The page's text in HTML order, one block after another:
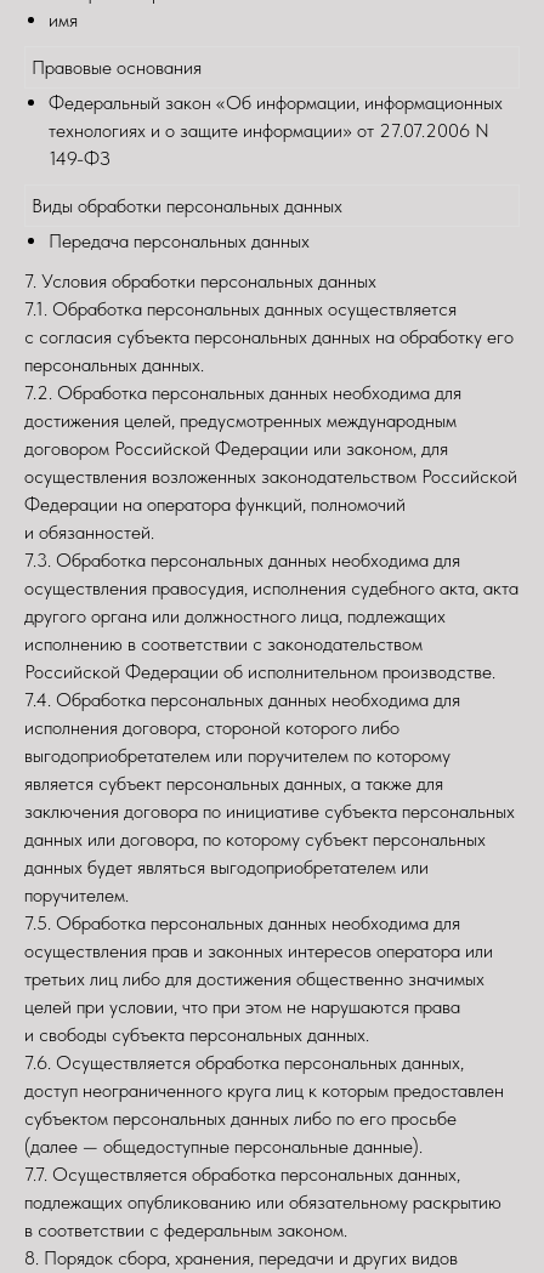
имя
Правовые основания
Федеральный закон «Об информации, информационных
технологиях и о защите информации» от 27.07.2006 N
149-ФЗ
Виды обработки персональных данных
Передача персональных данных
7. Условия обработки персональных данных
7.1. Обработка персональных данных осуществляется
с согласия субъекта персональных данных на обработку его
персональных данных.
7.2. Обработка персональных данных необходима для
достижения целей, предусмотренных международным
договором Российской Федерации или законом, для
осуществления возложенных законодательством Российской
Федерации на оператора функций, полномочий
и обязанностей.
7.3. Обработка персональных данных необходима для
осуществления правосудия, исполнения судебного акта, акта
другого органа или должностного лица, подлежащих
исполнению в соответствии с законодательством
Российской Федерации об исполнительном производстве.
7.4. Обработка персональных данных необходима для
исполнения договора, стороной которого либо
выгодоприобретателем или поручителем по которому
является субъект персональных данных, а также для
заключения договора по инициативе субъекта персональных
данных или договора, по которому субъект персональных
данных будет являться выгодоприобретателем или
поручителем.
7.5. Обработка персональных данных необходима для
осуществления прав и законных интересов оператора или
третьих лиц либо для достижения общественно значимых
целей при условии, что при этом не нарушаются права
и свободы субъекта персональных данных.
7.6. Осуществляется обработка персональных данных,
доступ неограниченного круга лиц к которым предоставлен
субъектом персональных данных либо по его просьбе
(далее — общедоступные персональные данные).
7.7. Осуществляется обработка персональных данных,
подлежащих опубликованию или обязательному раскрытию
в соответствии с федеральным законом.
8. Порядок сбора, хранения, передачи и других видов